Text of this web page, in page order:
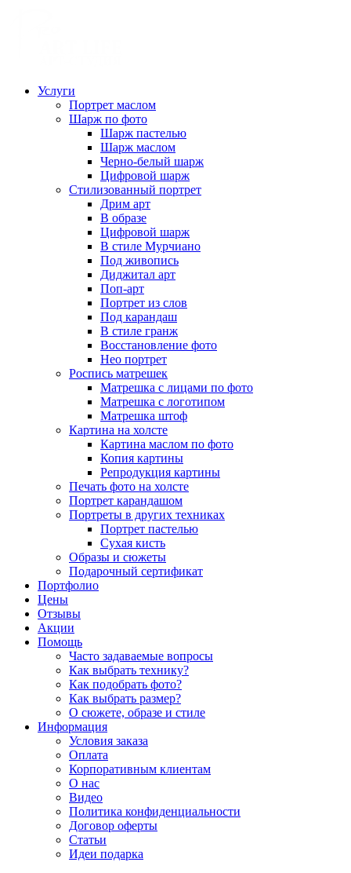
Услуги
Портрет маслом
Шарж по фото
Шарж пастелью
Шарж маслом
Черно-белый шарж
Цифровой шарж
Стилизованный портрет
Дрим арт
В образе
Цифровой шарж
В стиле Мурчиано
Под живопись
Диджитал арт
Поп-арт
Портрет из слов
Под карандаш
В стиле гранж
Восстановление фото
Нео портрет
Роспись матрешек
Матрешка с лицами по фото
Матрешка с логотипом
Матрешка штоф
Картина на холсте
Картина маслом по фото
Копия картины
Репродукция картины
Печать фото на холсте
Портрет карандашом
Портреты в других техниках
Портрет пастелью
Сухая кисть
Образы и сюжеты
Подарочный сертификат
Портфолио
Цены
Отзывы
Акции
Помощь
Часто задаваемые вопросы
Как выбрать технику?
Как подобрать фото?
Как выбрать размер?
О сюжете, образе и стиле
Информация
Условия заказа
Оплата
Корпоративным клиентам
О нас
Видео
Политика конфиденциальности
Договор оферты
Статьи
Идеи подарка